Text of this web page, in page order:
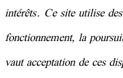
intérêts. Ce site utilise
fonctionnement, la
vaut acceptation de ces